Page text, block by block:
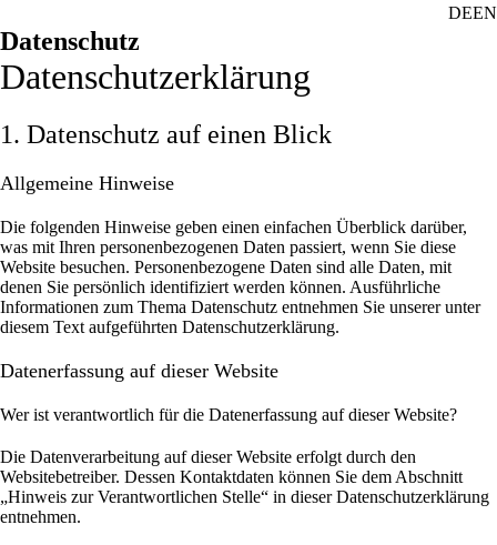
DEEN
Datenschutz
Datenschutz­erklärung
1. Datenschutz auf einen Blick
Allgemeine Hinweise
Die folgenden Hinweise geben einen einfachen Überblick darüber,
was mit Ihren personenbezogenen Daten passiert, wenn Sie diese
Website besuchen. Personenbezogene Daten sind alle Daten, mit
denen Sie persönlich identifiziert werden können. Ausführliche
Informationen zum Thema Datenschutz entnehmen Sie unserer unter
diesem Text aufgeführten Datenschutzerklärung.
Datenerfassung auf dieser Website
Wer ist verantwortlich für die Datenerfassung auf dieser Website?
Die Datenverarbeitung auf dieser Website erfolgt durch den
Websitebetreiber. Dessen Kontaktdaten können Sie dem Abschnitt
„Hinweis zur Verantwortlichen Stelle“ in dieser Datenschutzerklärung
entnehmen.